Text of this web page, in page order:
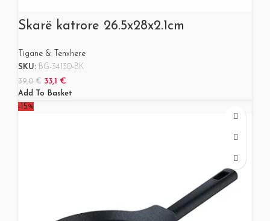
Skarë katrore 26.5x28x2.1cm
Tigane & Tenxhere
SKU: BG-34130-BK
39,0€ 33,1 €
Add To Basket
-15%